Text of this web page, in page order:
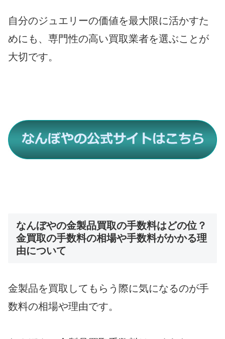
自分のジュエリーの価値を最大限に活かすた
めにも、専門性の高い買取業者を選ぶことが
大切です。
なんぼやの金製品買取の手数料はどの位？
金買取の手数料の相場や手数料がかかる理
由について
金製品を買取してもらう際に気になるのが手
数料の相場や理由です。